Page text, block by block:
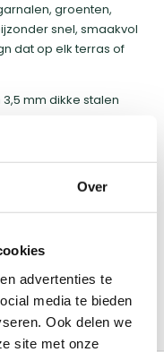
Over
advertenties te
media te bieden
Ook delen we
site met onze
groenten,
snel, smaakvol
dat op elk terras of
mm dikke stalen
zorgt voor een
de grillplaat tegen
kookgerei kunt
voor een
Elke brander is
meerdere
bereidt.